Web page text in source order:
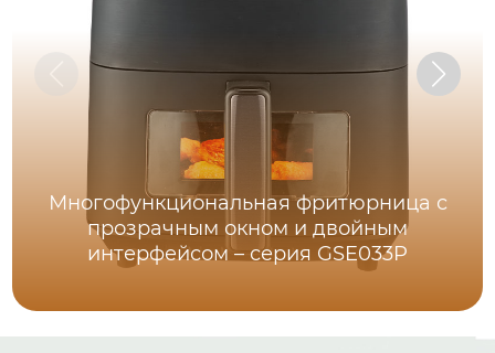
Многофункциональная фритюрница с
прозрачным окном и двойным
интерфейсом – серия GSE033P